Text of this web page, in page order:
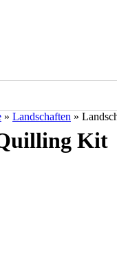
» Landschaften »
Kit